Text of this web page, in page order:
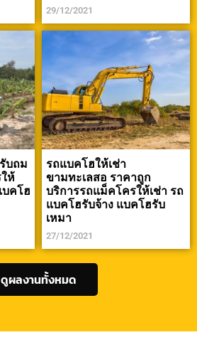
29/12/2021
บถม
ห้
บคโฮ
รถแบคโฮให้เช่า
ขามทะเลสอ ราคาถูก
บริการรถแม็คโครให้เช่า รถ
แบคโฮรับจ้าง แบคโฮรับ
เหมา
27/12/2021
ดูผลงานทั้งหมด